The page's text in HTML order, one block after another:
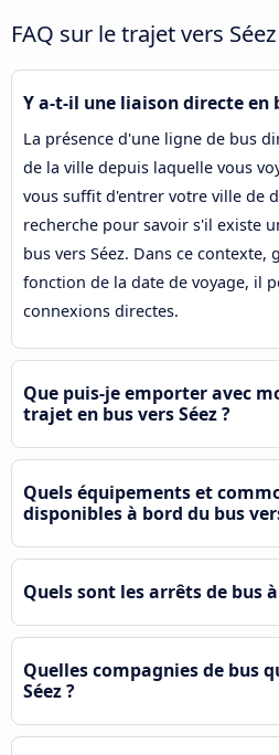
FAQ sur le trajet vers Séez
Y a-t-il une liaison directe en
La présence d'une ligne de bus
de la ville depuis laquelle vous
vous suffit d'entrer votre ville de
recherche pour savoir s'il existe
bus vers Séez. Dans ce contexte,
fonction de la date de voyage, il
connexions directes.
Que puis-je emporter avec
trajet en bus vers Séez ?
Quels équipements et
disponibles à bord du bus
Quels sont les arrêts de bus à
Quelles compagnies de bus
Séez ?